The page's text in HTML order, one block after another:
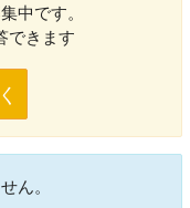
中です。
できます
ん。